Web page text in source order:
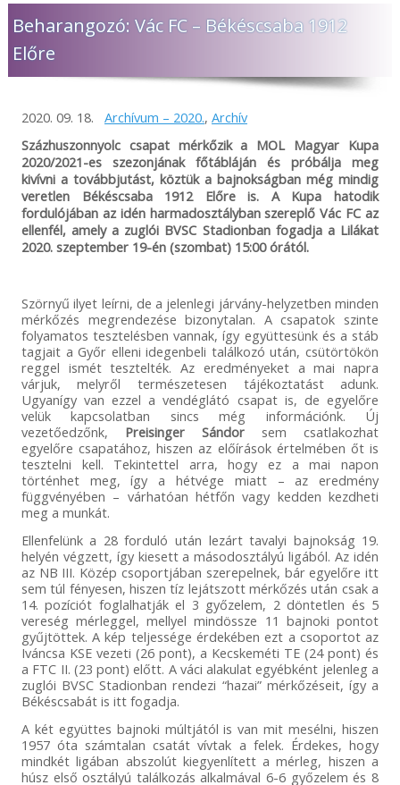
esetben szíveskedjenek figyelmesen elolvasni a
mérkőzésekkel kapcsolatos információkat, melyeket
egyedülálló módon rendszeresen és azonnal frissítünk,
miután hivatalos formában megkaptuk a belépőjegyekkel
és beléptetéssel kapcsolatos tájékoztatást. A szükséges
tudnivalókat időben megosztjuk összes online felületünkön,
abban az esetben, ha valaki az információk hiányára
hivatkozva, bármilyen okból nem tud az adott mérkőzésre
bejutni! Előfordulhat, hogy adott esetben a vendéglátó klub
nem ad minden részletre kiterjedő tájékoztatást, így
mindenképp javasoljuk, hogy keressék fel az ellenfél
csapatának felületeit is és tájékozódjanak a bejutás
feltételeiről. A Békéscsaba 1912 Előre minden tőle telhetőt
megtesz azért, hogy vendégei, szurkolói és az érdeklődők
időben, megfelelő felvilágosítást kapjanak, de önhibánkon
köszönjük!
Beharangozó: Vác FC – Békéscsaba 1912
Előre
2020. 09. 18. Archívum – 2020., Archív
Százhuszonnyolc csapat mérkőzik a MOL Magyar Kupa
2020/2021-es szezonjának főtábláján és próbálja meg
kivívni a továbbjutást, köztük a bajnokságban még mindig
veretlen Békéscsaba 1912 Előre is. A Kupa hatodik
fordulójában az idén harmadosztályban szereplő Vác FC az
ellenfél, amely a zuglói BVSC Stadionban fogadja a Lilákat
2020. szeptember 19-én (szombat) 15:00 órától.
Szörnyű ilyet leírni, de a jelenlegi járvány-helyzetben minden
mérkőzés megrendezése bizonytalan. A csapatok szinte
folyamatos tesztelésben vannak, így együttesünk és a stáb
tagjait a Győr elleni idegenbeli találkozó után, csütörtökön
reggel ismét tesztelték. Az eredményeket a mai napra
várjuk, melyről természetesen tájékoztatást adunk.
Ugyanígy van ezzel a vendéglátó csapat is, de egyelőre
velük kapcsolatban sincs még információnk. Új
vezetőedzőnk, Preisinger Sándor sem csatlakozhat
egyelőre csapatához, hiszen az előírások értelmében őt is
tesztelni kell. Tekintettel arra, hogy ez a mai napon
történhet meg, így a hétvége miatt – az eredmény
függvényében – várhatóan hétfőn vagy kedden kezdheti
meg a munkát.
Ellenfelünk a 28 forduló után lezárt tavalyi bajnokság 19.
helyén végzett, így kiesett a másodosztályú ligából. Az idén
az NB III. Közép csoportjában szerepelnek, bár egyelőre itt
sem túl fényesen, hiszen tíz lejátszott mérkőzés után csak a
14. pozíciót foglalhatják el 3 győzelem, 2 döntetlen és 5
vereség mérleggel, mellyel mindössze 11 bajnoki pontot
gyűjtöttek. A kép teljessége érdekében ezt a csoportot az
Iváncsa KSE vezeti (26 pont), a Kecskeméti TE (24 pont) és
a FTC II. (23 pont) előtt. A váci alakulat egyébként jelenleg a
zuglói BVSC Stadionban rendezi “hazai” mérkőzéseit, így a
Békéscsabát is itt fogadja.
A két együttes bajnoki múltjától is van mit mesélni, hiszen
1957 óta számtalan csatát vívtak a felek. Érdekes, hogy
mindkét ligában abszolút kiegyenlített a mérleg, hiszen a
húsz első osztályú találkozás alkalmával 6-6 győzelem és 8